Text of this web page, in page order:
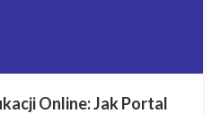
Online: Jak Portal